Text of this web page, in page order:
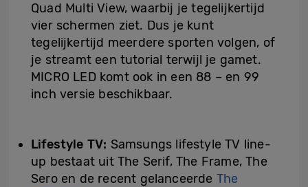
Quad Multi View, waarbij je tegelijkertijd
vier schermen ziet. Dus je kunt
tegelijkertijd meerdere sporten volgen, of
je streamt een tutorial terwijl je gamet.
MICRO LED komt ook in een 88 – en 99
inch versie beschikbaar.
Lifestyle TV: Samsungs lifestyle TV line-
up bestaat uit The Serif, The Frame, The
Sero en de recent gelanceerde The